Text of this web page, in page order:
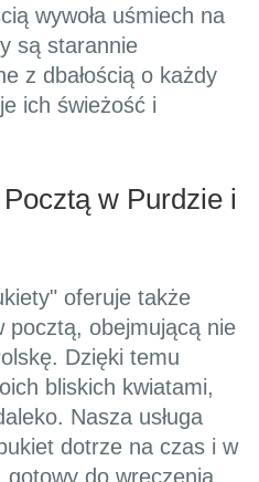
wywoła uśmiech na
są starannie
z dbałością o każdy
ich świeżość i
w Purdzie i
oferuje także
pocztą, obejmującą nie
Dzięki temu
bliskich kwiatami,
Nasza usługa
dotrze na czas i w
do wręczenia